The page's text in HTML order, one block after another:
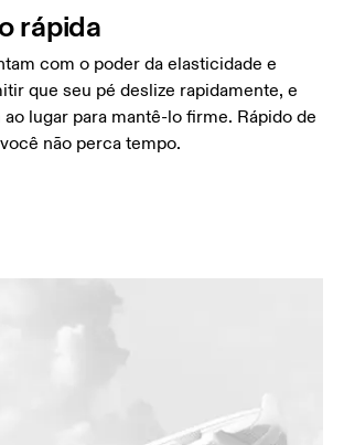
rápida
com o poder da elasticidade e
que seu pé deslize rapidamente, e
lugar para mantê-lo firme. Rápido de
não perca tempo.